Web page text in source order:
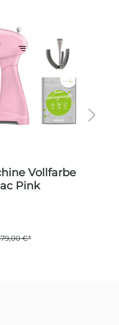
Vollfarbe
Pink
€*